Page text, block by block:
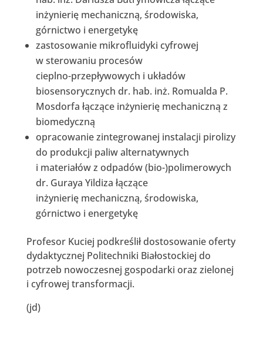
inżynierię mechaniczną, środowiska,
górnictwo i energetykę
zastosowanie mikrofluidyki cyfrowej
w sterowaniu procesów
cieplno-przepływowych i układów
biosensorycznych dr. hab. inż. Romualda P.
Mosdorfa łączące inżynierię mechaniczną z
biomedyczną
opracowanie zintegrowanej instalacji pirolizy
do produkcji paliw alternatywnych
i materiałów z odpadów (bio-)polimerowych
dr. Guraya Yildiza łączące
inżynierię mechaniczną, środowiska,
górnictwo i energetykę
Profesor Kuciej podkreślił dostosowanie oferty
dydaktycznej Politechniki Białostockiej do
potrzeb nowoczesnej gospodarki oraz zielonej
i cyfrowej transformacji.
(jd)